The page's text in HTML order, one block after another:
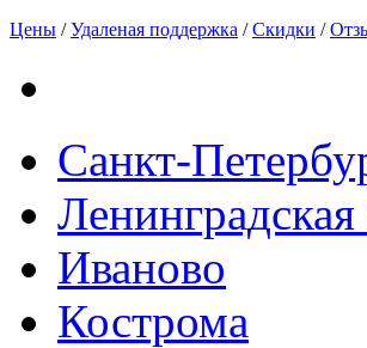
Цены /Удаленая поддержка /Скидки /
Санкт-
Ленинградская
Иваново
Кострома